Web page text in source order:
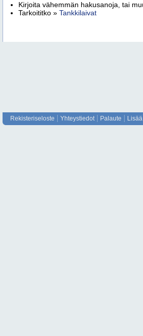
Kirjoita vähemmän hakusanoja, tai
Tarkoititko » Tankkilaivat
Rekisteriseloste Yhteystiedot Palaute